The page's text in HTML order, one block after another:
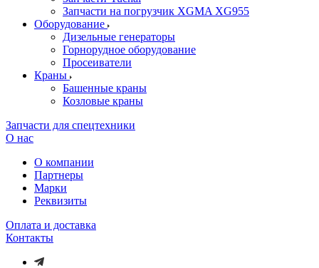
Запчасти на погрузчик XGMA XG955
Оборудование
Дизельные генераторы
Горнорудное оборудование
Просеиватели
Краны
Башенные краны
Козловые краны
Запчасти для спецтехники
О нас
О компании
Партнеры
Марки
Реквизиты
Оплата и доставка
Контакты